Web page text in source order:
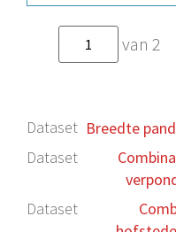
van 2
Dataset Breedte
Dataset
Dataset